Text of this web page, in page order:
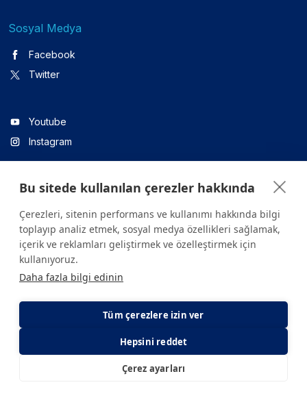
E-Randevu
Sosyal Medya
Facebook
Twitter
Youtube
Instagram
Linkedin
Sitede yer alan tüm içerikler yalnızca bilgilendirme amaçlıdır.
Sağlığınızla ilgili sorularınız için mutlaka doktoruza ya da bir sağlık
kuruluşuna başvurunuz.
Gizlilik ve Çerez Politikası KVKK Aydınlatma Metni
Bu sitede kullanılan çerezler hakkında
Çerezleri, sitenin performans ve kullanımı hakkında bilgi
toplayıp analiz etmek, sosyal medya özellikleri sağlamak,
içerik ve reklamları geliştirmek ve özelleştirmek için
kullanıyoruz.
Daha fazla bilgi edinin
Tüm çerezlere izin ver
Hepsini reddet
Çerez ayarları